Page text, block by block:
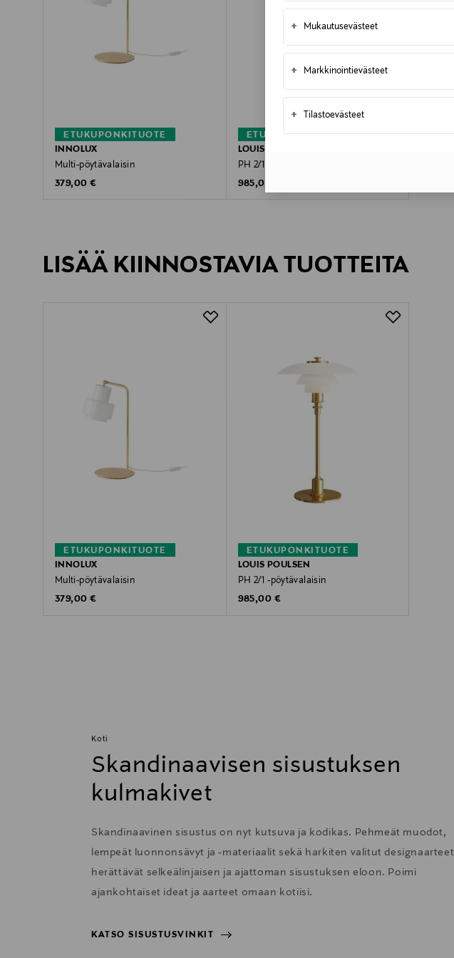
+ Mukautusevästeet
+ Markkinointievästeet
+ Tilastoevästeet
ETUKUPONKITUOTE
INNOLUX
Multi-pöytävalaisin
Original Price
379,00 €
ETUKUPONKITUOTE
LOUIS POULSEN
PH 2/1 -pöytävalaisin
Original Price
985,00 €
LISÄÄ KIINNOSTAVIA TUOTTEITA
ETUKUPONKITUOTE
INNOLUX
Multi-pöytävalaisin
Original Price
379,00 €
ETUKUPONKITUOTE
LOUIS POULSEN
PH 2/1 -pöytävalaisin
Original Price
985,00 €
Koti
Skandinaavisen sisustuksen
kulmakivet
Skandinaavinen sisustus on nyt kutsuva ja kodikas. Pehmeät muodot,
lempeät luonnonsävyt ja -materiaalit sekä harkiten valitut designaarteet
herättävät selkeälinjaisen ja ajattoman sisustuksen eloon. Poimi
ajankohtaiset ideat ja aarteet omaan kotiisi.
KATSO SISUSTUSVINKIT